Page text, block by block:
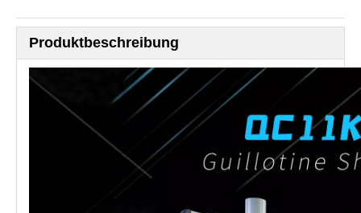
Produktbeschreibung